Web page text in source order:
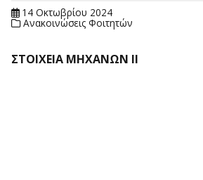
14 Οκτωβρίου 2024
Ανακοινώσεις Φοιτητών
ΣΤΟΙΧΕΙΑ ΜΗΧΑΝΩΝ ΙΙ